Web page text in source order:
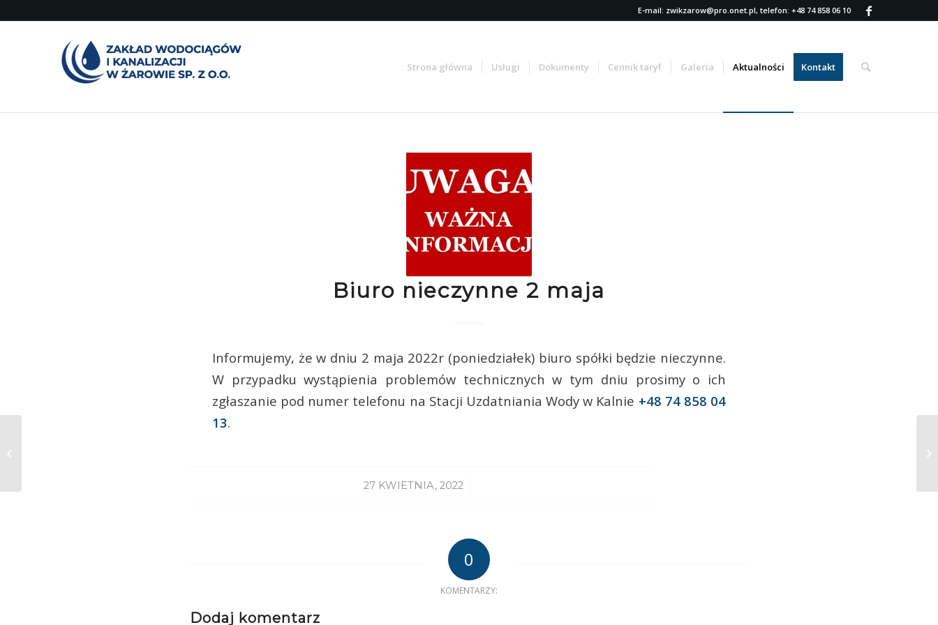
E-mail: zwikzarow@pro.onet.pl, telefon: +48 74 858 06 10
Strona główna Usługi Dokumenty Cennik taryf Galeria Aktualności Kontakt
Biuro nieczynne 2 maja
Informujemy, że w dniu 2 maja 2022r (poniedziałek) biuro spółki będzie nieczynne.
W przypadku wystąpienia problemów technicznych w tym dniu prosimy o ich
zgłaszanie pod numer telefonu na Stacji Uzdatniania Wody w Kalnie +48 74 858 04
13.
27 KWIETNIA, 2022
/
0
KOMENTARZY:
Dodaj komentarz